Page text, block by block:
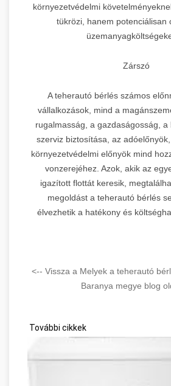
környezetvédelmi
tükrözi, hanem potenciálisan
Zárszó
A teherautó bérlés számos
vállalkozások, mind a
rugalmasság, a gazdaságosság,
szerviz biztosítása, az
környezetvédelmi előnyök mind
vonzerejéhez. Azok, akik az
igazított flottát keresik,
megoldást a teherautó bérlés
élvezhetik a hatékony és
<-- Vissza a Melyek a teherautó
Baranya megye blog
További cikkek